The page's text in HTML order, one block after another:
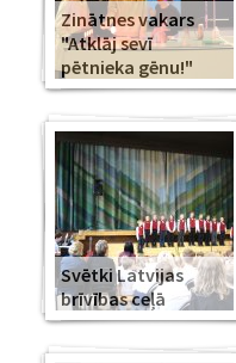
Zinātnes vakars
"Atklāj sevī
pētnieka gēnu!"
Svētki Latvijas
brīvības ceļā